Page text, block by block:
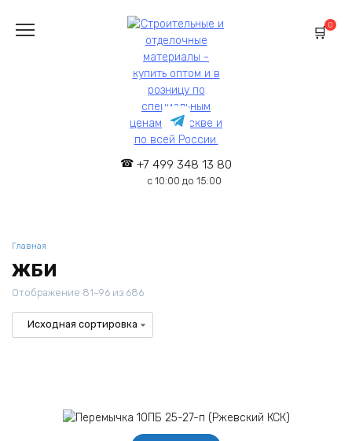
содержанию
+7 499 348 13 80
с 10:00 до 15:00
0
Главная
ЖБИ
Отображение 81–96 из 686